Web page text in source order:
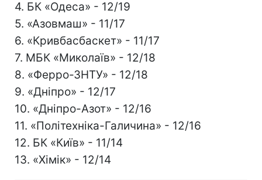
4. БК «Одеса» - 12/19
5. «Азовмаш» - 11/17
6. «Кривбасбаскет» - 11/17
7. МБК «Миколаїв» - 12/18
8. «Ферро-ЗНТУ» - 12/18
9. «Дніпро» - 12/17
10. «Дніпро-Азот» - 12/16
11. «Політехніка-Галичина» - 12/16
12. БК «Київ» - 11/14
13. «Хімік» - 12/14